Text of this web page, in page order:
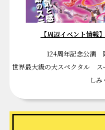
【周辺イベント情
124周年記念公演
世界最大級の大スぺクタル ス
しみ